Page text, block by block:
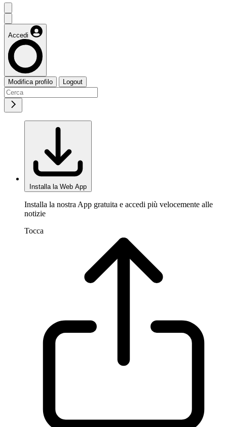
Accedi
Modifica profilo Logout
Installa la Web App
Installa la nostra App gratuita e accedi più velocemente alle
notizie
Tocca